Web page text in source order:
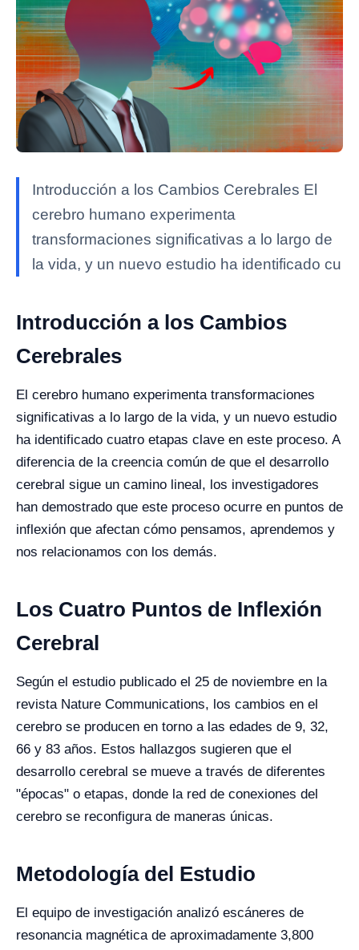
Introducción a los Cambios Cerebrales El
cerebro humano experimenta
transformaciones significativas a lo largo de
la vida, y un nuevo estudio ha identificado cu
Introducción a los Cambios
Cerebrales
El cerebro humano experimenta transformaciones
significativas a lo largo de la vida, y un nuevo estudio
ha identificado cuatro etapas clave en este proceso. A
diferencia de la creencia común de que el desarrollo
cerebral sigue un camino lineal, los investigadores
han demostrado que este proceso ocurre en puntos de
inflexión que afectan cómo pensamos, aprendemos y
nos relacionamos con los demás.
Los Cuatro Puntos de Inflexión
Cerebral
Según el estudio publicado el 25 de noviembre en la
revista Nature Communications, los cambios en el
cerebro se producen en torno a las edades de 9, 32,
66 y 83 años. Estos hallazgos sugieren que el
desarrollo cerebral se mueve a través de diferentes
"épocas" o etapas, donde la red de conexiones del
cerebro se reconfigura de maneras únicas.
Metodología del Estudio
El equipo de investigación analizó escáneres de
resonancia magnética de aproximadamente 3,800